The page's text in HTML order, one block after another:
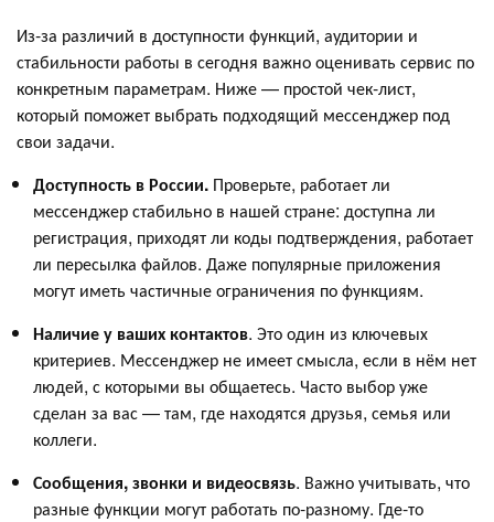
Из-за различий в доступности функций, аудитории и
стабильности работы в сегодня важно оценивать сервис по
конкретным параметрам. Ниже — простой чек-лист,
который поможет выбрать подходящий мессенджер под
свои задачи.
Доступность в России. Проверьте, работает ли
мессенджер стабильно в нашей стране: доступна ли
регистрация, приходят ли коды подтверждения, работает
ли пересылка файлов. Даже популярные приложения
могут иметь частичные ограничения по функциям.
Наличие у ваших контактов. Это один из ключевых
критериев. Мессенджер не имеет смысла, если в нём нет
людей, с которыми вы общаетесь. Часто выбор уже
сделан за вас — там, где находятся друзья, семья или
коллеги.
Сообщения, звонки и видеосвязь. Важно учитывать, что
разные функции могут работать по-разному. Где-то